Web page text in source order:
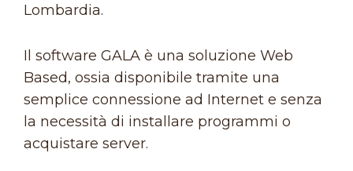
Lombardia.
Il software GALA è una soluzione Web
Based, ossia disponibile tramite una
semplice connessione ad Internet e senza
la necessità di installare programmi o
acquistare server.